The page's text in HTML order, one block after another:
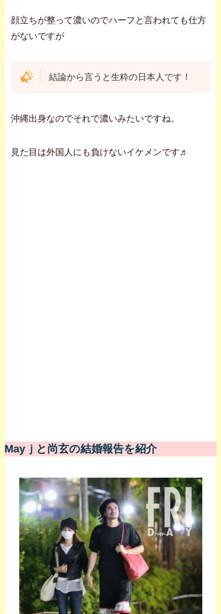
顔立ちが整って濃いのでハーフと言われても仕方
がないですが
結論から言うと生粋の日本人です！
沖縄出身なのでそれで濃いみたいですね。
見た目は外国人にも負けないイケメンです♬
Mayｊと尚玄の結婚報告を紹介